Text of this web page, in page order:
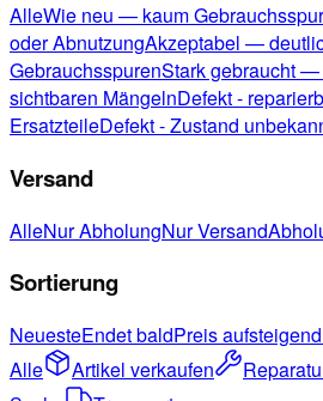
AlleWie neu — kaum
oder AbnutzungAkzeptabel —
GebrauchsspurenStark gebraucht —
sichtbaren MängelnDefekt -
ErsatzteileDefekt - Zustand
Versand
AlleNur AbholungNur Versand
Sortierung
NeuesteEndet baldPreis aufsteigend
Alle
Artikel verkaufen